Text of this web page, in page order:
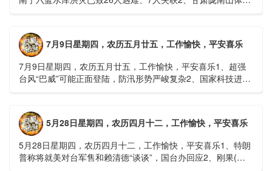
7月9日星期四，农历五月廿五，工作愉快，平安喜乐
7月9日星期四，农历五月廿五，工作愉快，平安喜乐1、超强
台风“巴威”可能正面登陆，防汛形势严峻复杂2、国家科技进步
5月28日星期四，农历四月十二，工作愉快，平安喜乐
5月28日星期四，农历四月十二，工作愉快，平安喜乐1、特朗
普称将就美对台军售和赖清德“谈谈”，国台办回应2、刚果(金)